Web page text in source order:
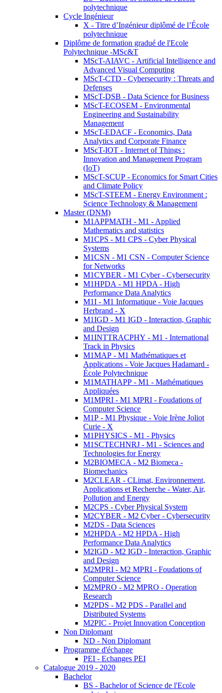
polytechnique
Cycle Ingénieur
X - Titre d’Ingénieur diplômé de l’École
polytechnique
Diplôme de formation gradué de l'Ecole
Polytechnique -MSc&T
MScT-AIAVC - Artificial Intelligence and
Advanced Visual Computing
MScT-CTD - Cybersecurity : Threats and
Defenses
MScT-DSB - Data Science for Business
MScT-ECOSEM - Environmental
Engineering and Sustainability
Management
MScT-EDACF - Economics, Data
Analytics and Corporate Finance
MScT-IOT - Internet of Things :
Innovation and Management Program
(IoT)
MScT-SCUP - Economics for Smart Cities
and Climate Policy
MScT-STEEM - Energy Environment :
Science Technology & Management
Master (DNM)
M1APPMATH - M1 - Applied
Mathematics and statistics
M1CPS - M1 CPS - Cyber Physical
Systems
M1CSN - M1 CSN - Computer Science
for Networks
M1CYBER - M1 Cyber - Cybersecurity
M1HPDA - M1 HPDA - High
Performance Data Analytics
M1I - M1 Informatique - Voie Jacques
Herbrand - X
M1IGD - M1 IGD - Interaction, Graphic
and Design
M1INTTRACPHY - M1 - International
Track in Physics
M1MAP - M1 Mathématiques et
Applications - Voie Jacques Hadamard -
École Polytechnique
M1MATHAPP - M1 - Mathématiques
Appliquées
M1MPRI - M1 MPRI - Foudations of
Computer Science
M1P - M1 Physique - Voie Irène Joliot
Curie - X
M1PHYSICS - M1 - Physics
M1SCTECHNRJ - M1 - Sciences and
Technologies for Energy
M2BIOMECA - M2 Biomeca -
Biomechanics
M2CLEAR - CLimat, Environnement,
Applications et Recherche - Water, Air,
Pollution and Energy
M2CPS - Cyber Physical System
M2CYBER - M2 Cyber - Cybersecurity
M2DS - Data Sciences
M2HPDA - M2 HPDA - High
Performance Data Analytics
M2IGD - M2 IGD - Interaction, Graphic
and Design
M2MPRI - M2 MPRI - Foudations of
Computer Science
M2MPRO - M2 MPRO - Operation
Research
M2PDS - M2 PDS - Parallel and
Distributed Systems
M2PIC - Projet Innovation Conception
Non Diplomant
ND - Non Diplomant
Programme d'échange
PEI - Echanges PEI
Catalogue 2019 - 2020
Bachelor
BS - Bachelor of Science de l'Ecole